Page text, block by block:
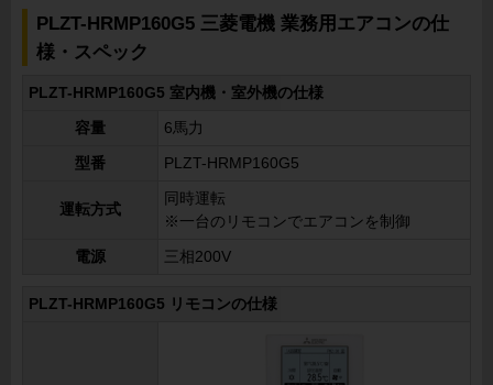
PLZT-HRMP160G5 三菱電機 業務用エアコンの仕
様・スペック
PLZT-HRMP160G5 室内機・室外機の仕様
容量 6馬力
型番 PLZT-HRMP160G5
運転方式
同時運転
※一台のリモコンでエアコンを制御
電源 三相200V
PLZT-HRMP160G5 リモコンの仕様